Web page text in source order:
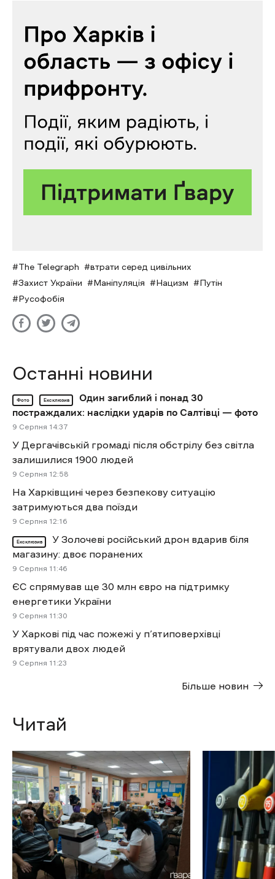
The Telegraph
втрати серед цивільних
Захист України
Маніпуляція Нацизм
Путін
Русофобія
Останні новини
Фото Ексклюзив
Один загиблий і понад 30
постраждалих: наслідки ударів по Салтівці — фото
9 Cерпня 14:37
У Дергачівській громаді після обстрілу без світла
залишилися 1900 людей
9 Cерпня 12:58
На Харківщині через безпекову ситуацію
затримуються два поїзди
9 Cерпня 12:16
Ексклюзив
У Золочеві російський дрон вдарив біля
магазину: двоє поранених
9 Cерпня 11:46
ЄС спрямував ще 30 млн євро на підтримку
енергетики України
9 Cерпня 11:30
У Харкові під час пожежі у п’ятиповерхівці
врятували двох людей
9 Cерпня 11:23
Більше новин
Читай